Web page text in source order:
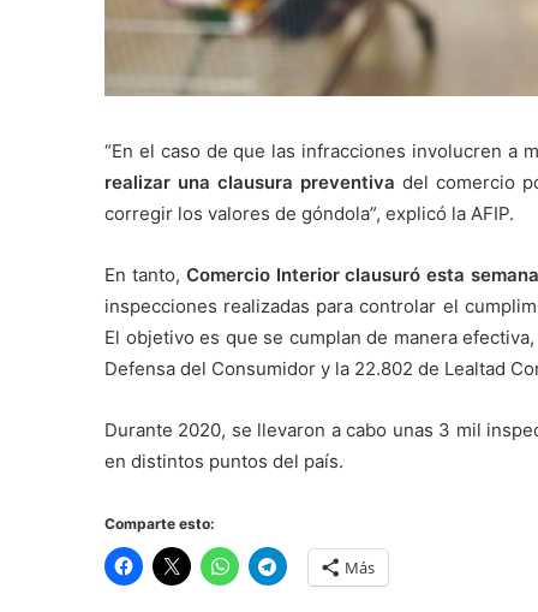
“En el caso de que las infracciones involucren a
realizar una clausura preventiva del comercio
corregir los valores de góndola”, explicó la AFIP.
En tanto, Comercio Interior clausuró esta
inspecciones realizadas para controlar el
El objetivo es que se cumplan de manera
Defensa del Consumidor y la 22.802 de Lealtad
Durante 2020, se llevaron a cabo unas 3 mil
en distintos puntos del país.
Comparte esto:
Más